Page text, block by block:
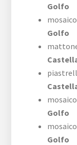
Golfo
Golfo
Golfo
Golfo